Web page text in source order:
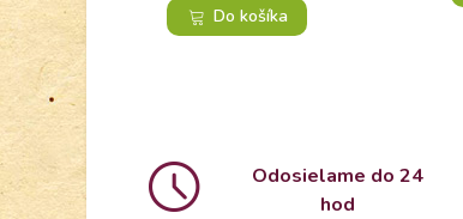
Do košíka
Odosielame do 24
hod